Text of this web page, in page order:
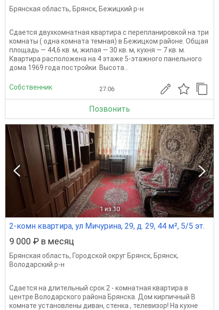
Брянская область, Брянск, Бежицкий р-н
Сдается двухкомнатная квартира с перепланировкой на три
комнаты ( одна комната темная) в Бежицком районе. Общая
площадь — 44,6 кв. м, жилая — 30 кв. м, кухня — 7 кв. м.
Квартира расположена на 4 этаже 5-этажного панельного
дома 1969 года постройки. Высота...
Собственник 27.06
Позвонить
1 из 10
2-комн квартира, ул Мичурина, 29, д. 29, 44 м², 5/5 эт.
9 000 ₽ в месяц
Брянская область, Городской округ Брянск, Брянск,
Володарский р-н
Сдается на длительный срок 2 - комнатная квартира в
центре Володарского района Брянска. Дом кирпичный В
комнате установлены диван, стенка , телевизор! На кухне